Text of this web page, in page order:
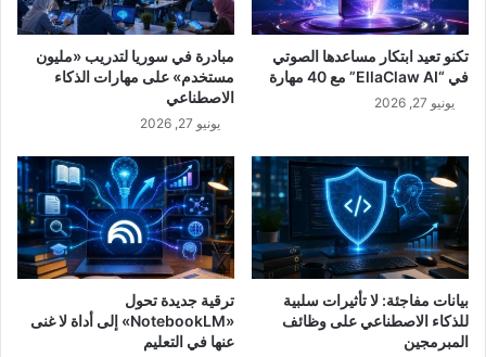
تكنو تعيد ابتكار مساعدها الصوتي
في “EllaClaw AI” مع 40 مهارة
يونيو 27, 2026
مبادرة في سوريا لتدريب «مليون
مستخدم» على مهارات الذكاء
الاصطناعي
يونيو 27, 2026
بيانات مفاجئة: لا تأثيرات سلبية
للذكاء الاصطناعي على وظائف
المبرمجين
ترقية جديدة تحول
«NotebookLM» إلى أداة لا غنى
عنها في التعليم